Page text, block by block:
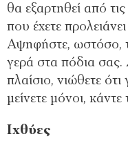
θα εξαρτηθεί από
που έχετε
Αψηφήστε, ωστόσο,
γερά στα πόδια σας.
πλαίσιο, νιώθετε ότι
μείνετε μόνοι, κάντε
Ιχθύες